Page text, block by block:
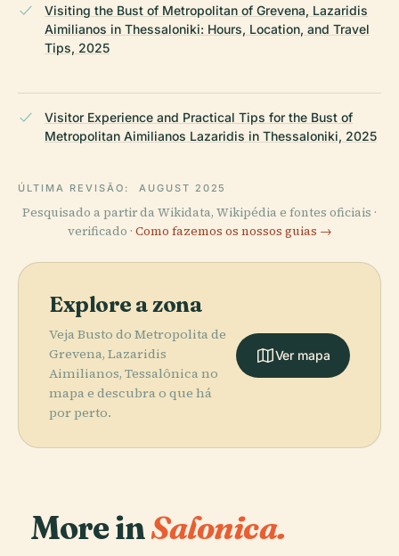
Visiting the Bust of Metropolitan of Grevena, Lazaridis
Aimilianos in Thessaloniki: Hours, Location, and Travel
Tips, 2025
Visitor Experience and Practical Tips for the Bust of
Metropolitan Aimilianos Lazaridis in Thessaloniki, 2025
ÚLTIMA REVISÃO: AUGUST 2025
Pesquisado a partir da Wikidata, Wikipédia e fontes oficiais ·
verificado · Como fazemos os nossos guias →
Explore a zona
Veja Busto do Metropolita de
Grevena, Lazaridis
Aimilianos, Tessalônica no
mapa e descubra o que há
por perto.
Ver mapa
More inSalonica.